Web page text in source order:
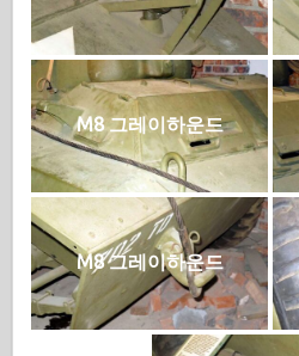
M8 그레이하운드
M8 그레이하운드